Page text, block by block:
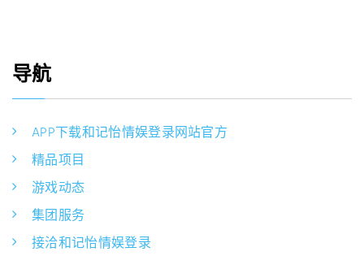
导航
APP下载和记怡情娱登录网站官方
精品项目
游戏动态
集团服务
接洽和记怡情娱登录